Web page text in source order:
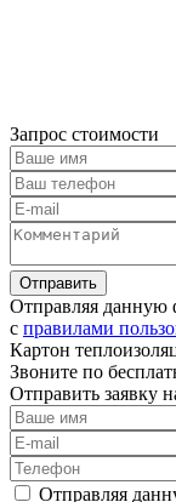
Запрос стоимости
Отправляя данную
с правилами
Картон
Звоните по
Отправить заявку
Отправляя